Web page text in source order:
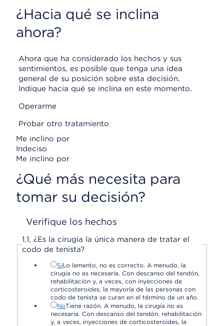
¿Hacia qué se inclina
ahora?
Ahora que ha considerado los hechos y sus
sentimientos, es posible que tenga una idea
general de su posición sobre esta decisión.
Indique hacia qué se inclina en este momento.
Operarme
Probar otro tratamiento
Me inclino por
Indeciso
Me inclino por
¿Qué más necesita para
tomar su decisión?
Verifique los hechos
1.1,¿Es la cirugía la única manera de tratar el
codo de tenista?
SíLo lamento, no es correcto. A menudo, la
cirugía no es necesaria. Con descanso del tendón,
rehabilitación y, a veces, con inyecciones de
corticosteroides, la mayoría de las personas con
codo de tenista se curan en el término de un año.
NoTiene razón. A menudo, la cirugía no es
necesaria. Con descanso del tendón, rehabilitación
y, a veces, inyecciones de corticosteroides, la